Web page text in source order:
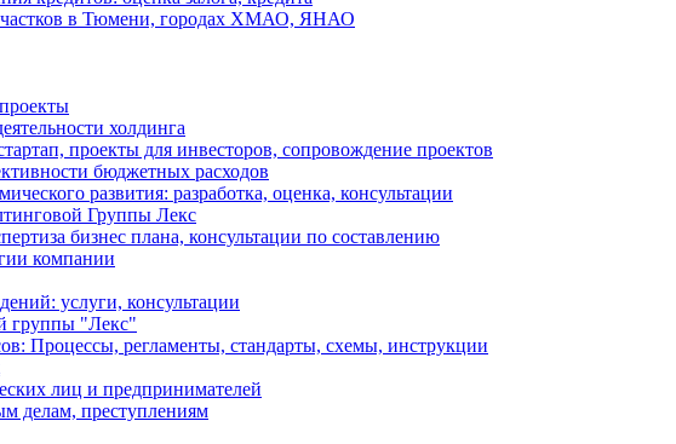
в Тюмени, городах ХМАО, ЯНАО
холдинга
проекты для инвесторов, сопровождение проектов
бюджетных расходов
развития: разработка, оценка, консультации
Группы Лекс
бизнес плана, консультации по составлению
компании
услуги, консультации
группы "Лекс"
Процессы, регламенты, стандарты, схемы, инструкции
лиц и предпринимателей
делам, преступлениям